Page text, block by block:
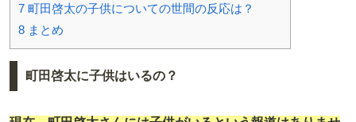
7 町田啓太の子供についての世間の反応は？
8 まとめ
町田啓太に子供はいるの？